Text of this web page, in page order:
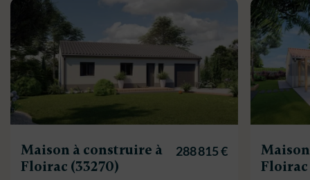
Maison à construire à
Floirac (33270)
288 815 €
Floirac